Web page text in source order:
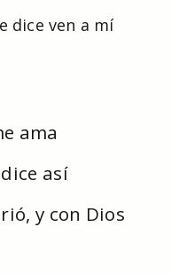
dice ven a mí
ama
así
y con Dios